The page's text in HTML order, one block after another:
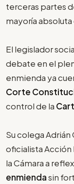
terceras partes
mayoría
El legislador
debate en el
enmienda ya
Corte
control de la
Su colega
oficialista Acción
la Cámara a
enmiendasin